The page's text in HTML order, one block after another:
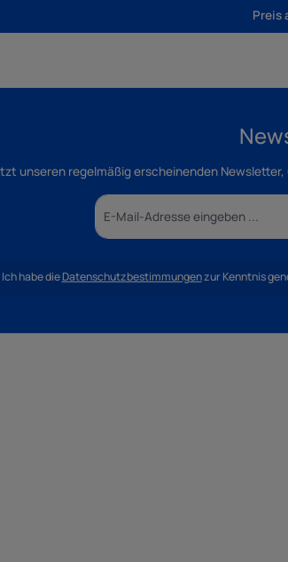
Preis
unseren regelmäßig erscheinenden
Ich habe dieDatenschutzbestimmungenzur Kenntnis